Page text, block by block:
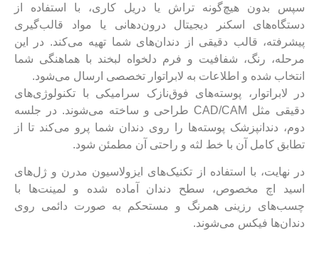
سپس بدون هیچ‌گونه تراش یا دریل کاری، با استفاده از
دستگاه‌های اسکنر دیجیتال درون‌دهانی یا مواد قالب‌گیری
پیشرفته، قالب دقیقی از دندان‌های شما تهیه می‌کند. در این
مرحله، رنگ، شفافیت و فرم دلخواه لبخند با هماهنگی شما
انتخاب شده و اطلاعات به لابراتوار تخصصی ارسال می‌شود.
در لابراتوار، پوسته‌های فوق‌نازک سرامیکی با تکنولوژی‌های
دقیقی مثل CAD/CAM طراحی و ساخته می‌شوند. در جلسه
دوم، دندانپزشک پوسته‌ها را روی دندان شما پرو می‌کند تا از
تطابق کامل آن با خط لثه و راحتی آن مطمئن شود.
در نهایت، با استفاده از تکنیک‌های ایزولاسیون مدرن و ژل‌های
اسید اچ مخصوص، سطح دندان آماده شده و لمینت‌ها با
چسب‌های رزینی همرنگ و مستحکم به صورت دائمی روی
دندان‌ها فیکس می‌شوند.